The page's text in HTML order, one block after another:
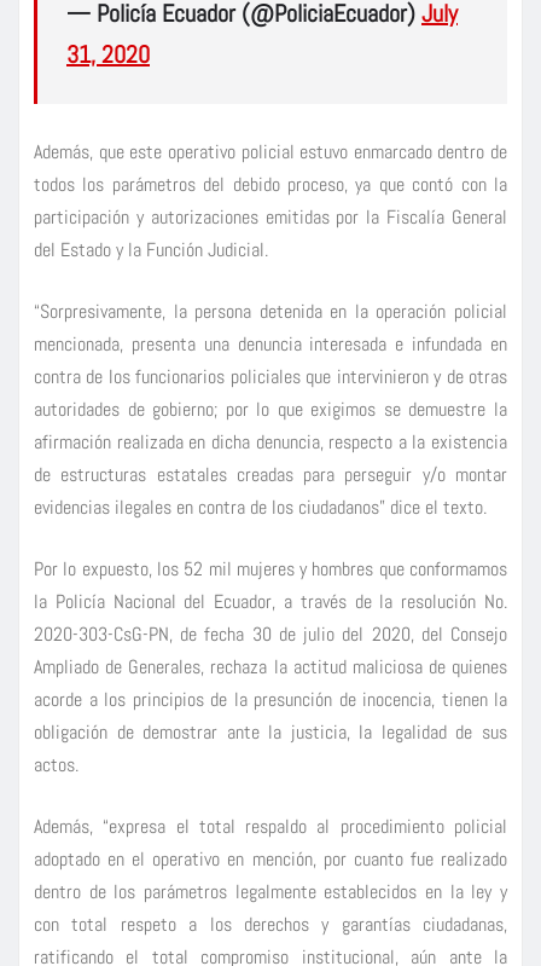
— Policía Ecuador (@PoliciaEcuador)July
31, 2020
Además, que este operativo policial estuvo enmarcado dentro de
todos los parámetros del debido proceso, ya que contó con la
participación y autorizaciones emitidas por la Fiscalía General
del Estado y la Función Judicial.
“Sorpresivamente, la persona detenida en la operación policial
mencionada, presenta una denuncia interesada e infundada en
contra de los funcionarios policiales que intervinieron y de otras
autoridades de gobierno; por lo que exigimos se demuestre la
afirmación realizada en dicha denuncia, respecto a la existencia
de estructuras estatales creadas para perseguir y/o montar
evidencias ilegales en contra de los ciudadanos” dice el texto.
Por lo expuesto, los 52 mil mujeres y hombres que conformamos
la Policía Nacional del Ecuador, a través de la resolución No.
2020-303-CsG-PN, de fecha 30 de julio del 2020, del Consejo
Ampliado de Generales, rechaza la actitud maliciosa de quienes
acorde a los principios de la presunción de inocencia, tienen la
obligación de demostrar ante la justicia, la legalidad de sus
actos.
Además, “expresa el total respaldo al procedimiento policial
adoptado en el operativo en mención, por cuanto fue realizado
dentro de los parámetros legalmente establecidos en la ley y
con total respeto a los derechos y garantías ciudadanas,
ratificando el total compromiso institucional, aún ante la